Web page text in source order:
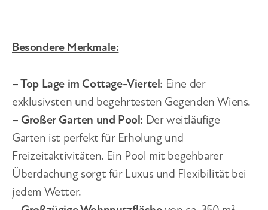
Besondere Merkmale:
– Top Lage im Cottage-Viertel: Eine der
exklusivsten und begehrtesten Gegenden Wiens.
– Großer Garten und Pool: Der weitläufige
Garten ist perfekt für Erholung und
Freizeitaktivitäten. Ein Pool mit begehbarer
Überdachung sorgt für Luxus und Flexibilität bei
jedem Wetter.